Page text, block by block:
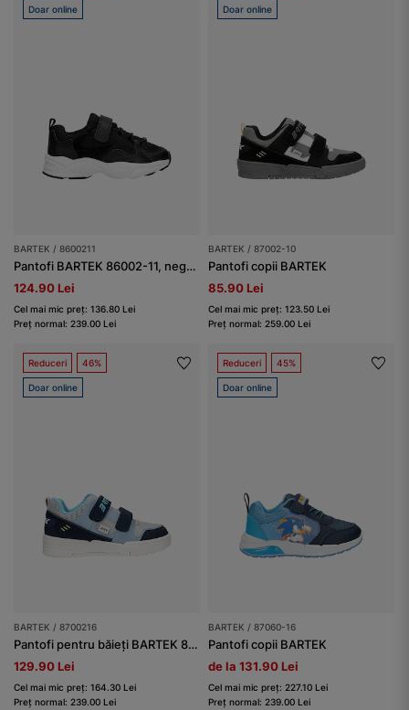
Doar online
BARTEK / 8600211
Pantofi BARTEK 86002-11, negru-alb
124.90 Lei
Cel mai mic preț: 136.80 Lei
Preț normal: 239.00 Lei
Doar online
BARTEK / 87002-10
Pantofi copii BARTEK
85.90 Lei
Cel mai mic preț: 123.50 Lei
Preț normal: 259.00 Lei
Reduceri 46%
Doar online
BARTEK / 8700216
Pantofi pentru băieți BARTEK 87002-16, albastru-bleumarin
129.90 Lei
Cel mai mic preț: 164.30 Lei
Preț normal: 239.00 Lei
Reduceri 45%
Doar online
BARTEK / 87060-16
Pantofi copii BARTEK
de la 131.90 Lei
Cel mai mic preț: 227.10 Lei
Preț normal: 239.00 Lei